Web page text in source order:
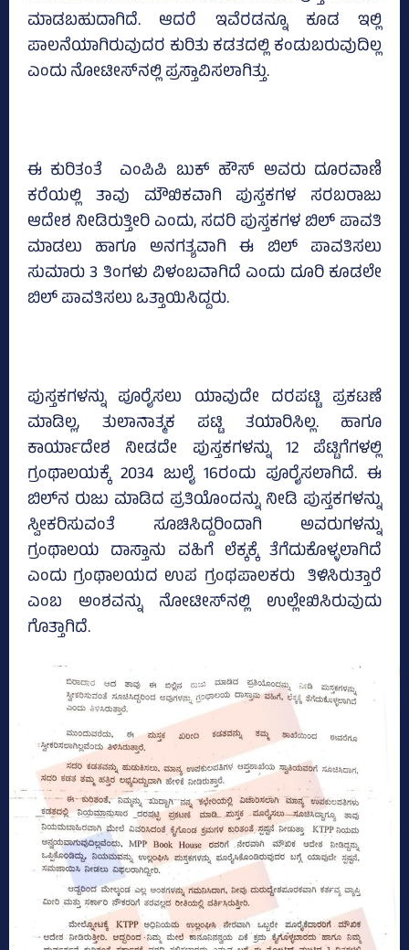
ಮಾಡಬಹುದಾಗಿದೆ. ಆದರೆ ಇವೆರಡನ್ನೂ ಕೂಡ ಇಲ್ಲಿ
ಪಾಲನೆಯಾಗಿರುವುದರ ಕುರಿತು ಕಡತದಲ್ಲಿ ಕಂಡುಬರುವುದಿಲ್ಲ
ಎಂದು ನೋಟೀಸ್‌ನಲ್ಲಿ ಪ್ರಸ್ತಾವಿಸಲಾಗಿತ್ತು.
ಈ ಕುರಿತಂತೆ ಎಂಪಿಪಿ ಬುಕ್‌ ಹೌಸ್‌ ಅವರು ದೂರವಾಣಿ
ಕರೆಯಲ್ಲಿ ತಾವು ಮೌಖಿಕವಾಗಿ ಪುಸ್ತಕಗಳ ಸರಬರಾಜು
ಆದೇಶ ನೀಡಿರುತ್ತೀರಿ ಎಂದು, ಸದರಿ ಪುಸ್ತಕಗಳ ಬಿಲ್‌ ಪಾವತಿ
ಮಾಡಲು ಹಾಗೂ ಅನಗತ್ಯವಾಗಿ ಈ ಬಿಲ್‌ ಪಾವತಿಸಲು
ಸುಮಾರು 3 ತಿಂಗಳು ವಿಳಂಬವಾಗಿದೆ ಎಂದು ದೂರಿ ಕೂಡಲೇ
ಬಿಲ್‌ ಪಾವತಿಸಲು ಒತ್ತಾಯಿಸಿದ್ದರು.
ಪುಸ್ತಕಗಳನ್ನು ಪೂರೈಸಲು ಯಾವುದೇ ದರಪಟ್ಟಿ ಪ್ರಕಟಣೆ
ಮಾಡಿಲ್ಲ, ತುಲಾನಾತ್ಮಕ ಪಟ್ಟಿ ತಯಾರಿಸಿಲ್ಲ. ಹಾಗೂ
ಕಾರ್ಯಾದೇಶ ನೀಡದೇ ಪುಸ್ತಕಗಳನ್ನು 12 ಪೆಟ್ಟಿಗೆಗಳಲ್ಲಿ
ಗ್ರಂಥಾಲಯಕ್ಕೆ 2034 ಜುಲೈ 16ರಂದು ಪೂರೈಸಲಾಗಿದೆ. ಈ
ಬಿಲ್‌ನ ರುಜು ಮಾಡಿದ ಪ್ರತಿಯೊಂದನ್ನು ನೀಡಿ ಪುಸ್ತಕಗಳನ್ನು
ಸ್ವೀಕರಿಸುವಂತೆ ಸೂಚಿಸಿದ್ದರಿಂದಾಗಿ ಅವರುಗಳನ್ನು
ಗ್ರಂಥಾಲಯ ದಾಸ್ತಾನು ವಹಿಗೆ ಲೆಕ್ಕಕ್ಕೆ ತೆಗೆದುಕೊಳ್ಳಲಾಗಿದೆ
ಎಂದು ಗ್ರಂಥಾಲಯದ ಉಪ ಗ್ರಂಥಪಾಲಕರು ತಿಳಿಸಿರುತ್ತಾರೆ
ಎಂಬ ಅಂಶವನ್ನು ನೋಟೀಸ್‌ನಲ್ಲಿ ಉಲ್ಲೇಖಿಸಿರುವುದು
ಗೊತ್ತಾಗಿದೆ.